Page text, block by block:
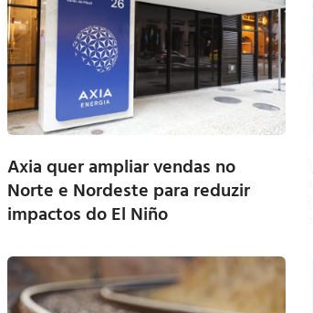
Axia quer ampliar vendas no
Norte e Nordeste para reduzir
impactos do El Niño